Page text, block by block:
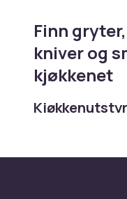
Finn
kniver og
kjøkkenet